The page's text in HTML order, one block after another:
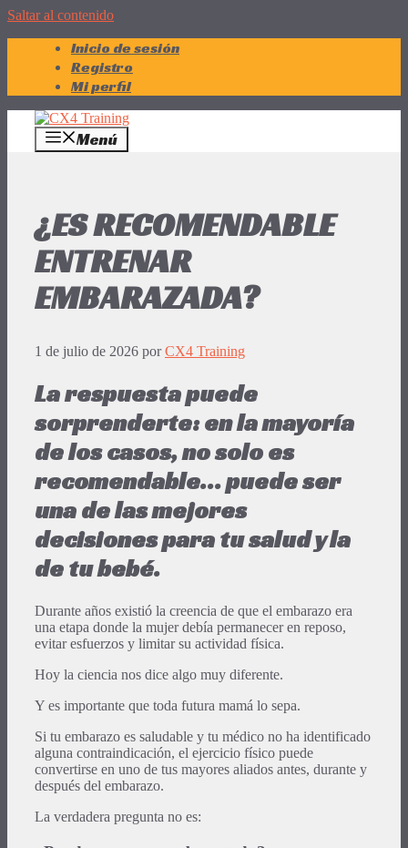
Saltar al contenido
Inicio de sesión
Registro
Mi perfil
Menú
¿ES RECOMENDABLE
ENTRENAR
EMBARAZADA?
1 de julio de 2026 porCX4 Training
La respuesta puede
sorprenderte: en la mayoría
de los casos, no solo es
recomendable… puede ser
una de las mejores
decisiones para tu salud y la
de tu bebé.
Durante años existió la creencia de que el embarazo era
una etapa donde la mujer debía permanecer en reposo,
evitar esfuerzos y limitar su actividad física.
Hoy la ciencia nos dice algo muy diferente.
Y es importante que toda futura mamá lo sepa.
Si tu embarazo es saludable y tu médico no ha identificado
alguna contraindicación, el ejercicio físico puede
convertirse en uno de tus mayores aliados antes, durante y
después del embarazo.
La verdadera pregunta no es: